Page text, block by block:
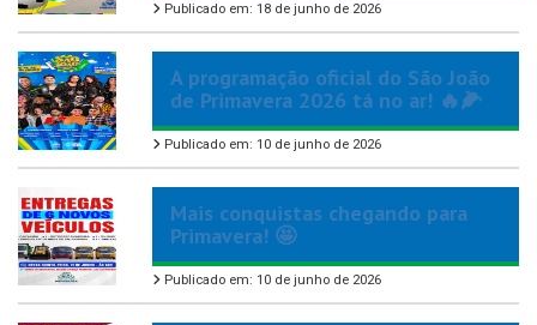
Publicado em: 18 de junho de 2026
A programação oficial do São João
de Primavera 2026 tá no ar! 🔥🌽
Publicado em: 10 de junho de 2026
Mais conquistas chegando para
Primavera! 🤩
Publicado em: 10 de junho de 2026